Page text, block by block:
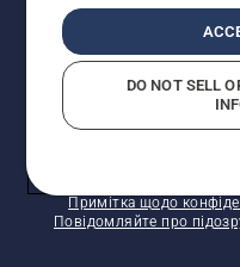
Примітка щодо
Повідомляйте про
DO NOT SELL